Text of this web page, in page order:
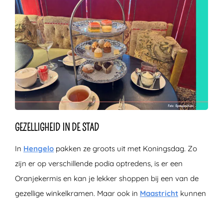
GEZELLIGHEID IN DE STAD
In Hengelo pakken ze groots uit met Koningsdag. Zo
zijn er op verschillende podia optredens, is er een
Oranjekermis en kan je lekker shoppen bij een van de
gezellige winkelkramen. Maar ook in Maastricht kunnen